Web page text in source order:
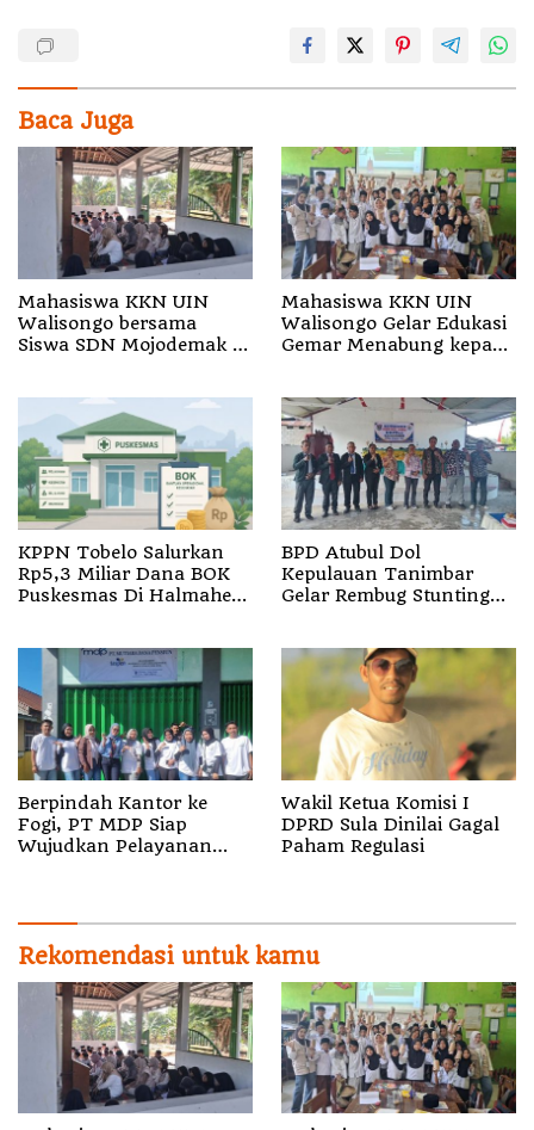
Baca Juga
Mahasiswa KKN UIN
Walisongo bersama
Siswa SDN Mojodemak 3
Mahasiswa KKN UIN
Walisongo Gelar Edukasi
Gemar Menabung kepada
KPPN Tobelo Salurkan
Rp5,3 Miliar Dana BOK
Puskesmas Di Halmahera
BPD Atubul Dol
Kepulauan Tanimbar
Gelar Rembug Stunting
Berpindah Kantor ke
Fogi, PT MDP Siap
Wujudkan Pelayanan
Wakil Ketua Komisi I
DPRD Sula Dinilai Gagal
Paham Regulasi
Rekomendasi untuk kamu